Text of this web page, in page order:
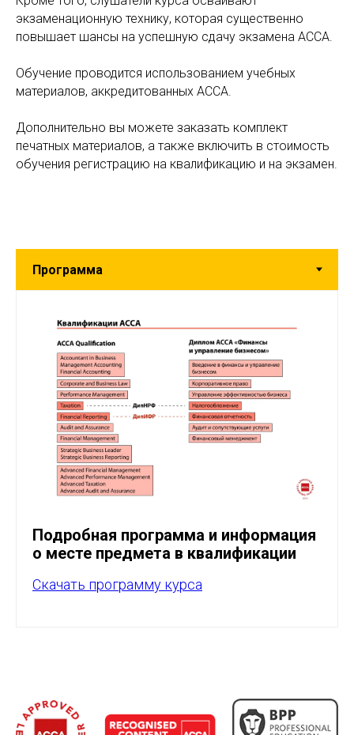
экзаменационную технику, которая существенно
повышает шансы на успешную сдачу экзамена АССА.
Обучение проводится использованием учебных
материалов, аккредитованных АССА.
Дополнительно вы можете заказать комплект
печатных материалов, а также включить в стоимость
обучения регистрацию на квалификацию и на экзамен.
Подробная программа и информация
о месте предмета в квалификации
Скачать программу курса